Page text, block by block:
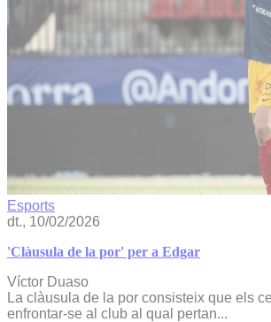
Esports
dt., 10/02/2026
'Clàusula de la por' per a Edgar
Víctor Duaso
La clàusula de la por consisteix que els
enfrontar-se al club al qual pertan...